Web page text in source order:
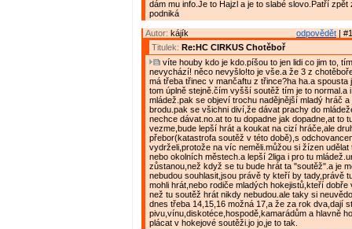
dám mu info.Je to Hajzl a je to slabé slovo.Patří zpět
podniká
odpovědět |
Autor: kájík
Titulek: Re:HC CIRKUS Chotěboř
víte houby kdo je kdo.píšou to jen lidi co jim to,
nevychází! něco nevyšlo!to je vše.a že 3 z
má třeba třinec v mančaftu z třince?ha ha.a spousta
tom úplně stejně.čím vyšší soutěž tím je to normal.a
mládež.pak se objeví trochu nadějnější mladý hráč a
brodu.pak se všichni diví,že dávat prachy do
nechce dávat.no.at to tu dopadne jak dopadne,at to
vezme,bude lepší hrát a koukat na cizí hráče,ale
přebor(katastrofa soutěž v této době),s
vydrželi,protože na víc neměli.můžou si žízen udělat
nebo okolních městech.a lepší 2liga i pro tu
zůstanou,než když se tu bude hrát ta "soutěž".a je
nebudou souhlasit,jsou právě ty kteří by tady,právě
mohli hrát,nebo rodiče mladých hokejistů,kteří
než tu soutěž hrát nikdy nebudou.ale taky si
dnes třeba 14,15,16 možná 17,a že za rok dva,dají
pivu,vínu,diskotéce,hospodě,kamarádům a hlavně
plácat v hokejové soutěži.jo jo,je to tak.